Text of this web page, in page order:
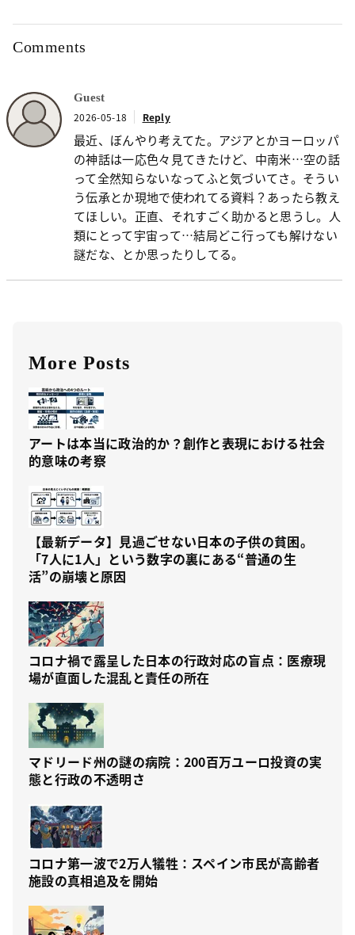
Comments
Guest
2026-05-18 Reply
最近、ぼんやり考えてた。アジアとかヨーロッパ
の神話は一応色々見てきたけど、中南米…空の話
って全然知らないなってふと気づいてさ。そうい
う伝承とか現地で使われてる資料？あったら教え
てほしい。正直、それすごく助かると思うし。人
類にとって宇宙って…結局どこ行っても解けない
謎だな、とか思ったりしてる。
More Posts
アートは本当に政治的か？創作と表現における社会
的意味の考察
【最新データ】見過ごせない日本の子供の貧困。
「7人に1人」という数字の裏にある“普通の生
活”の崩壊と原因
コロナ禍で露呈した日本の行政対応の盲点：医療現
場が直面した混乱と責任の所在
マドリード州の謎の病院：200百万ユーロ投資の実
態と行政の不透明さ
コロナ第一波で2万人犠牲：スペイン市民が高齢者
施設の真相追及を開始